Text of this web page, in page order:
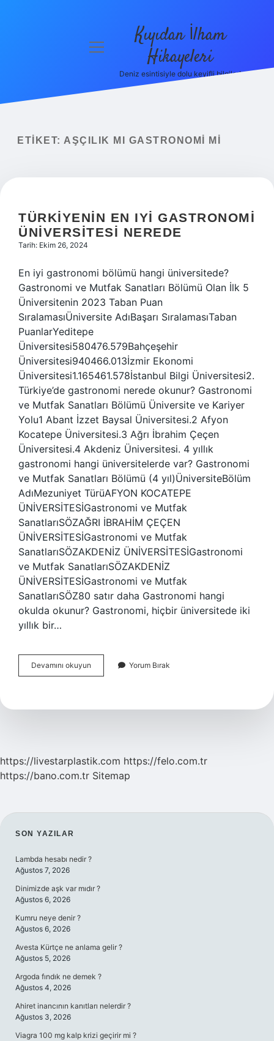
menüyü
Kıyıdan İlham
Hikayeleri
Deniz esintisiyle dolu keyifli bilgiler!
ETIKET: AŞÇILIK MI GASTRONOMI MI
TÜRKIYENIN EN IYI GASTRONOMI
ÜNIVERSITESI NEREDE
Tarih: Ekim 26, 2024
En iyi gastronomi bölümü hangi üniversitede?
Gastronomi ve Mutfak Sanatları Bölümü Olan İlk 5
Üniversitenin 2023 Taban Puan
SıralamasıÜniversite AdıBaşarı SıralamasıTaban
PuanlarYeditepe
Üniversitesi580476.579Bahçeşehir
Üniversitesi940466.013İzmir Ekonomi
Üniversitesi1.165461.578İstanbul Bilgi Üniversitesi2.
Türkiye’de gastronomi nerede okunur? Gastronomi
ve Mutfak Sanatları Bölümü Üniversite ve Kariyer
Yolu1 Abant İzzet Baysal Üniversitesi.2 Afyon
Kocatepe Üniversitesi.3 Ağrı İbrahim Çeçen
Üniversitesi.4 Akdeniz Üniversitesi. 4 yıllık
gastronomi hangi üniversitelerde var? Gastronomi
ve Mutfak Sanatları Bölümü (4 yıl)ÜniversiteBölüm
AdıMezuniyet TürüAFYON KOCATEPE
ÜNİVERSİTESİGastronomi ve Mutfak
SanatlarıSÖZAĞRI İBRAHİM ÇEÇEN
ÜNİVERSİTESİGastronomi ve Mutfak
SanatlarıSÖZAKDENİZ ÜNİVERSİTESİGastronomi
ve Mutfak SanatlarıSÖZAKDENİZ
ÜNİVERSİTESİGastronomi ve Mutfak
SanatlarıSÖZ80 satır daha Gastronomi hangi
okulda okunur? Gastronomi, hiçbir üniversitede iki
yıllık bir…
Devamını okuyun Türkiyenin
En
Üniversitesi
Yorum Bırak
https://livestarplastik.com https://felo.com.tr
https://bano.com.tr Sitemap
SIDEBAR
SON YAZILAR
Lambda hesabı nedir ?
Ağustos 7, 2026
Dinimizde aşk var mıdır ?
Ağustos 6, 2026
Kumru neye denir ?
Ağustos 6, 2026
Avesta Kürtçe ne anlama gelir ?
Ağustos 5, 2026
Argoda fındık ne demek ?
Ağustos 4, 2026
Ahiret inancının kanıtları nelerdir ?
Ağustos 3, 2026
Viagra 100 mg kalp krizi geçirir mi ?